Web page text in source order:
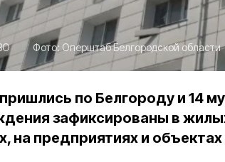
Фото: Оперштаб Белгородской области
по Белгороду и 14
зафиксированы в
на предприятиях и